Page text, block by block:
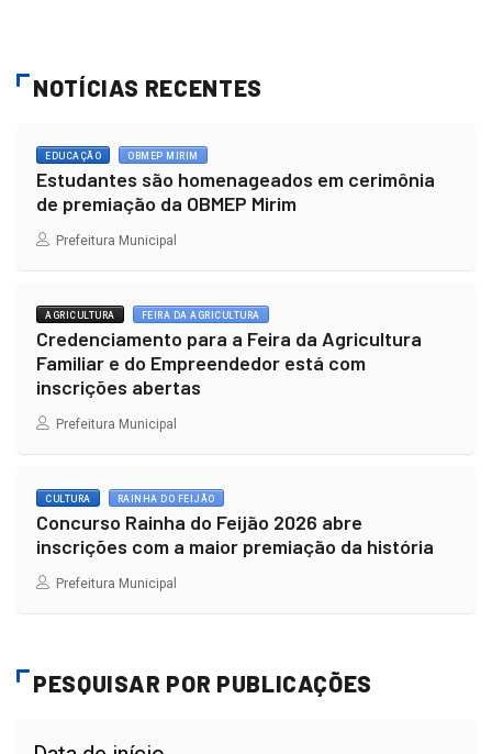
NOTÍCIAS RECENTES
EDUCAÇÃO OBMEP MIRIM
Estudantes são homenageados em cerimônia
de premiação da OBMEP Mirim
Prefeitura Municipal
AGRICULTURA FEIRA DA AGRICULTURA
Credenciamento para a Feira da Agricultura
Familiar e do Empreendedor está com
inscrições abertas
Prefeitura Municipal
CULTURA RAINHA DO FEIJÃO
Concurso Rainha do Feijão 2026 abre
inscrições com a maior premiação da história
Prefeitura Municipal
PESQUISAR POR PUBLICAÇÕES